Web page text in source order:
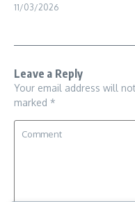
11/03/2026
Leave a Reply
Your email address will
marked *